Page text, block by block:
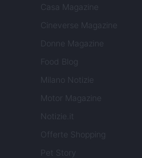
Casa Magazine
Cineverse Magazine
Donne Magazine
Food Blog
Milano Notizie
Motor Magazine
Notizie.it
Offerte Shopping
Pet Story